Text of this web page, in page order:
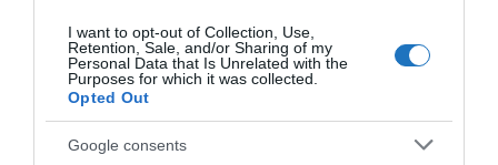
I want to opt-out of Collection, Use,
Retention, Sale, and/or Sharing of my
Personal Data that Is Unrelated with the
Purposes for which it was collected.
Opted Out
Google consents
A kirándulások, élményprogramok és látnivalók jegyei
már most lefoglalhatók az easyJet alkalmazáson
keresztül a járat visszaigazolása után, vagy az erre a
célra létrehozott weboldalon –